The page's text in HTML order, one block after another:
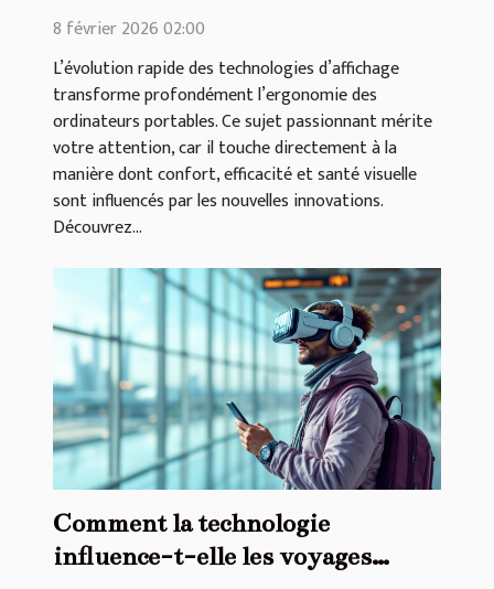
l'ergonomie des ordinateurs
8 février 2026 02:00
L’évolution rapide des technologies d’affichage
transforme profondément l’ergonomie des
ordinateurs portables. Ce sujet passionnant mérite
votre attention, car il touche directement à la
manière dont confort, efficacité et santé visuelle
sont influencés par les nouvelles innovations.
Découvrez...
Comment la technologie
influence-t-elle les voyages